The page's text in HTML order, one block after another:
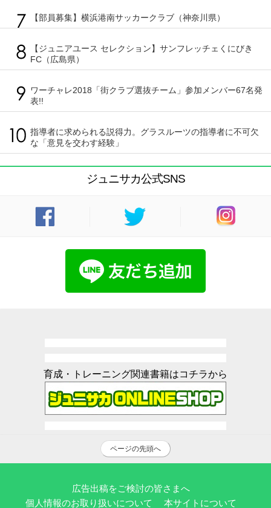
【部員募集】横浜港南サッカークラブ（神奈川県）
【ジュニアユース セレクション】サンフレッチェくにびき
FC（広島県）
ワーチャレ2018「街クラブ選抜チーム」参加メンバー67名発
表!!
指導者に求められる説得力。グラスルーツの指導者に不可欠
な「意見を交わす経験」
ジュニサカ公式SNS
育成・トレーニング関連書籍はコチラから
ページの先頭へ
広告出稿をご検討の皆さまへ
個人情報のお取り扱いについて
本サイトについて